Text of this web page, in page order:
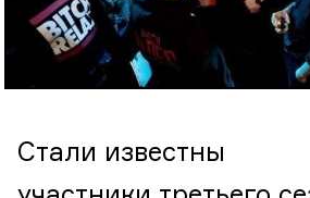
Стали известны